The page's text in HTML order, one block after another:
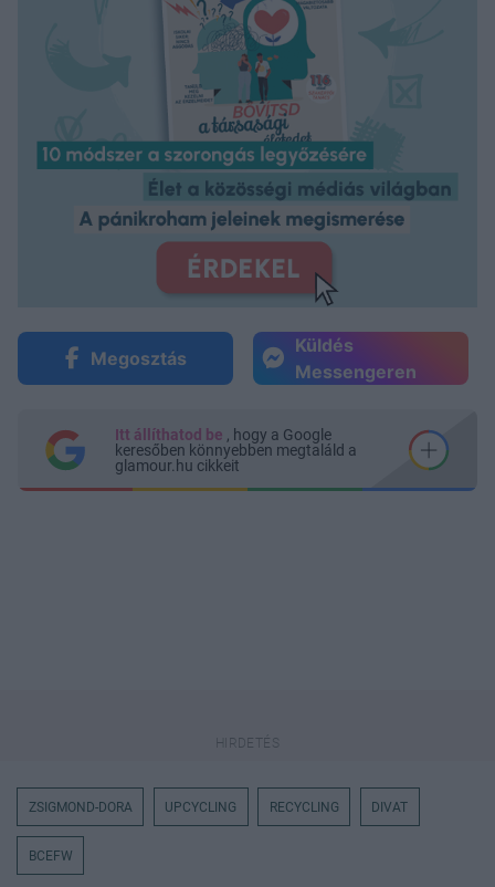
Megosztás
Küldés
Messengeren
Itt állíthatod be , hogy a Google
keresőben könnyebben megtaláld a
glamour.hu cikkeit
ZSIGMOND-DORA UPCYCLING RECYCLING DIVAT
BCEFW